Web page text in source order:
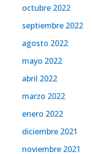
octubre 2022
septiembre 2022
agosto 2022
mayo 2022
abril 2022
marzo 2022
enero 2022
diciembre 2021
noviembre 2021